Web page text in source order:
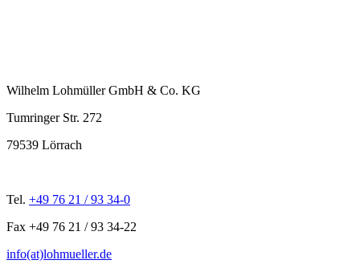
Wilhelm Lohmüller GmbH & Co. KG
Tumringer Str. 272
79539 Lörrach
Tel. +49 76 21 / 93 34-0
Fax +49 76 21 / 93 34-22
info(at)lohmueller.de